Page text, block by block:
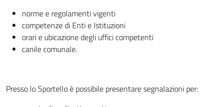
norme e regolamenti vigenti
competenze di Enti e Istituzioni
orari e ubicazione degli uffici competenti
canile comunale.
Presso lo Sportello è possibile presentare segnalazioni per: